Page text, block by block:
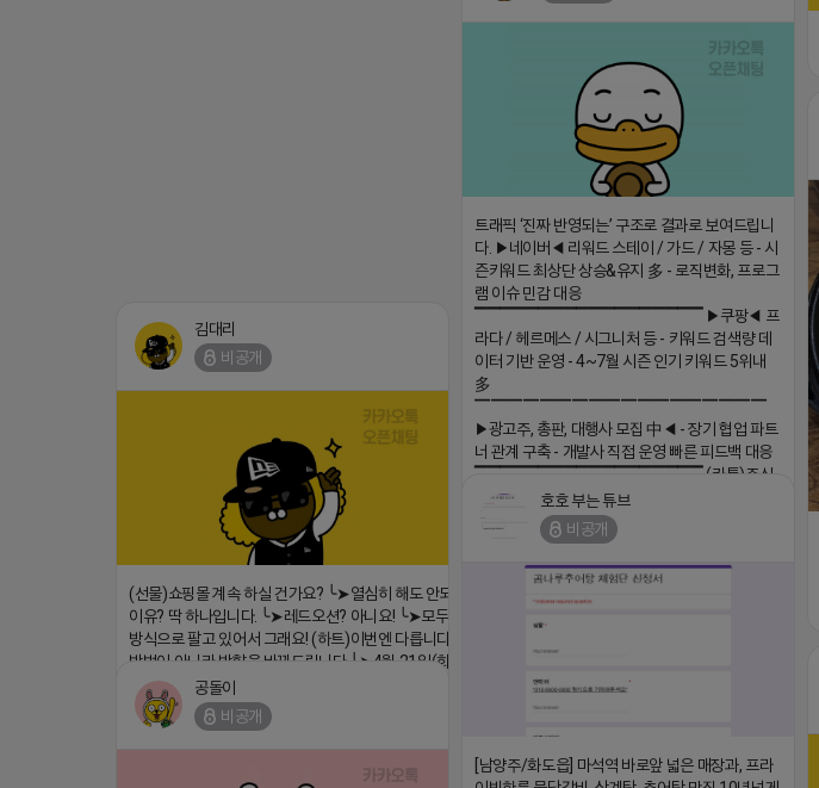
트래픽 ‘진짜 반영되는’ 구조로 결과로 보여드립니
다. ▶네이버◀ 리워드 스테이 / 가드 / 자몽 등 - 시
즌키워드 최상단 상승&유지 多 - 로직변화, 프로그
램 이슈 민감 대응
▔▔▔▔▔▔▔▔▔▔▔▔▔▔▔▔▔▔ ▶쿠팡◀ 프
라다 / 헤르메스 / 시그니처 등 - 키워드 검색량 데
이터 기반 운영 - 4~7월 시즌 인기 키워드 5위내
多
▔▔▔▔▔▔▔▔▔▔▔▔▔▔▔▔▔▔
▶광고주, 총판, 대행사 모집 中◀ - 장기 협업 파트
너 관계 구축 - 개발사 직접 운영 빠른 피드백 대응
▔▔▔▔▔▔▔▔▔▔▔▔▔▔▔▔▔▔ (카톡)주식
회사 더 풀림 https://더풀림상담.enn.kr https://
더풀림상담.enn.kr
김대리
비공개
(선물)쇼핑몰 계속 하실 건가요? ╰➤열심히 해도 안되는
이유? 딱 하나입니다. ╰➤레드오션? 아니요! ╰➤모두 같은
방식으로 팔고 있어서 그래요! (하트)이번엔 다릅니다. ╰➤
방법이 아니라 방향을 바꿔드립니다 ╰➤4월 21일(화) 저
녁9시 ╰➤지금 구조를 바꿀 마지막 기회
https://blog.naver.com/eocomim/224250518436
댓글:20개
호호 부는 튜브
비공개
[남양주/화도읍] 마석역 바로앞 넓은 매장과, 프라
공돌이
비공개